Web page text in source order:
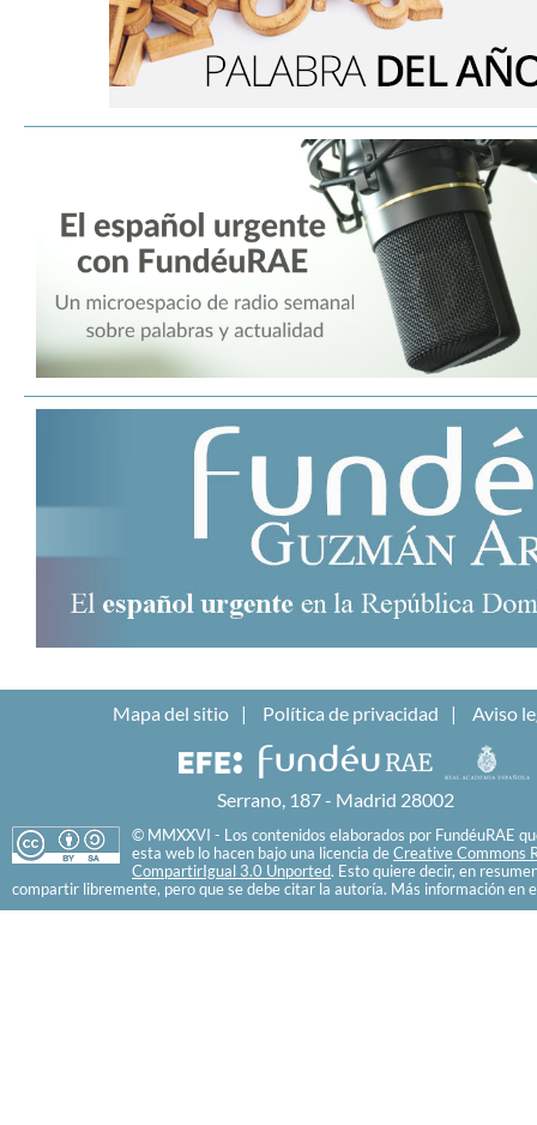
Mapa del sitio Política de privacidad Aviso
Serrano, 187 - Madrid 28002
© MMXXVI - Los contenidos elaborados por FundéuRAE
esta web lo hacen bajo una licencia de Creative Commons
CompartirIgual 3.0 Unported. Esto quiere decir, en
compartir libremente, pero que se debe citar la autoría. Más información en